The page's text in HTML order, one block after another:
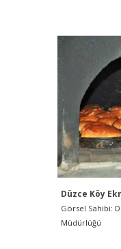
Düzce Köy
Görsel Sahibi:
Müdürlüğü